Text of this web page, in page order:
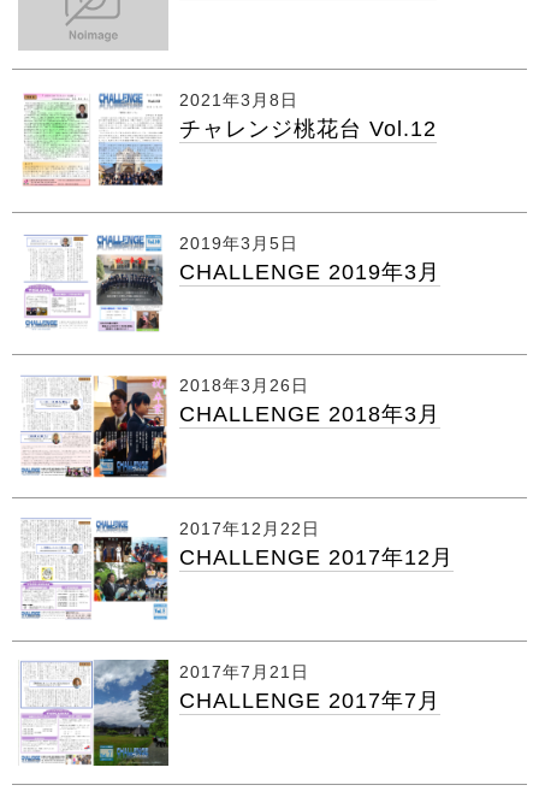
2021年3月8日
チャレンジ桃花台 Vol.12
2019年3月5日
CHALLENGE 2019年3月
2018年3月26日
CHALLENGE 2018年3月
2017年12月22日
CHALLENGE 2017年12月
2017年7月21日
CHALLENGE 2017年7月